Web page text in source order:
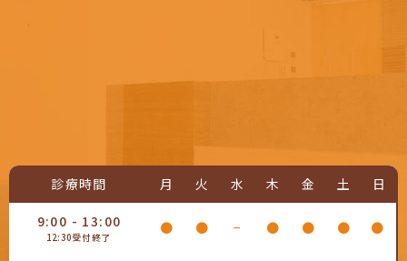
診療時間 月 火 水 木 金 土 日
9:00 - 13:00
12:30受付終了
● ● − ● ● ● ●